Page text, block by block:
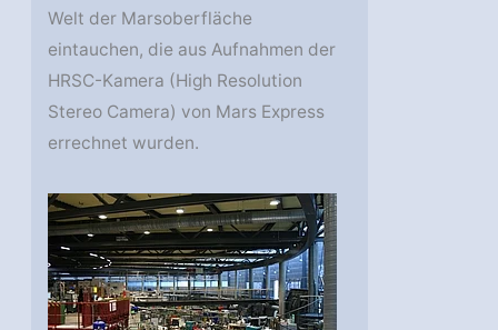
Welt der Marsoberfläche
eintauchen, die aus Aufnahmen der
HRSC-Kamera (High Resolution
Stereo Camera) von Mars Express
errechnet wurden.